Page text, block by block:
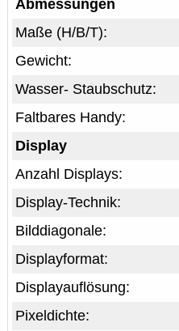
Abmessungen
Maße (H/B/T):
Gewicht:
Wasser- Staubschutz:
Faltbares Handy:
Display
Anzahl Displays:
Display-Technik:
Bilddiagonale:
Displayformat:
Displayauflösung:
Pixeldichte: